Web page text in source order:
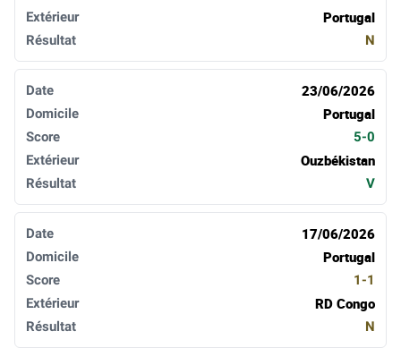
Portugal
N
23/06/2026
Portugal
5-0
Ouzbékistan
V
17/06/2026
Portugal
1-1
RD Congo
N